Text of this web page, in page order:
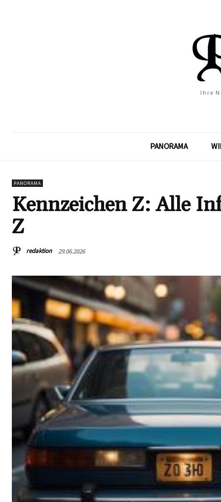
Ihre
PANORAMA
PANORAMA
Kennzeichen Z: Alle
Z
redaktion 29.06.2026